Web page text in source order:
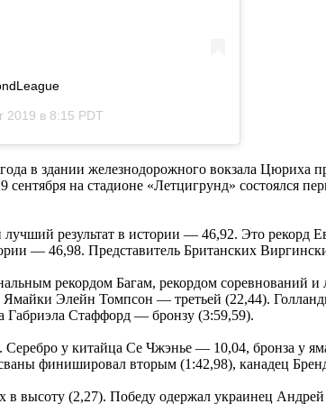
2019 в 8:15 PDT
в здании железнодорожного вокзала Цюриха
на стадионе «Летцигрунд» состоялся
результат в истории — 46,92. Это рекорд
— 46,98. Представитель Британских
рекордом Багам, рекордом соревнований
Элейн Томпсон — третьей (22,44).
Габриэла Стаффорд — бронзу (3:59,59).
у китайца Се Чжэнье — 10,04, бронза у
финишировал вторым (1:42,98), канадец
высоту (2,27). Победу одержал украинец